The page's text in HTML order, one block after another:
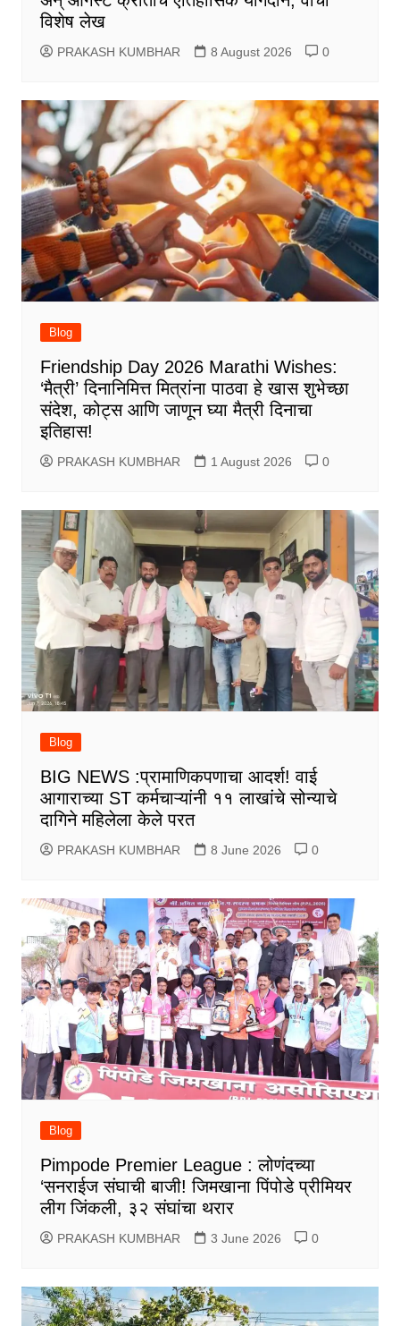
विशेष लेख
PRAKASH KUMBHAR 8 August 2026 0
Blog
Friendship Day 2026 Marathi Wishes:
‘मैत्री’ दिनानिमित्त मित्रांना पाठवा हे खास शुभेच्छा
संदेश, कोट्स आणि जाणून घ्या मैत्री दिनाचा
इतिहास!
PRAKASH KUMBHAR 1 August 2026 0
Blog
BIG NEWS :प्रामाणिकपणाचा आदर्श! वाई
आगाराच्या ST कर्मचाऱ्यांनी ११ लाखांचे सोन्याचे
दागिने महिलेला केले परत
PRAKASH KUMBHAR 8 June 2026 0
Blog
Pimpode Premier League : लोणंदच्या
‘सनराईज संघाची बाजी! जिमखाना पिंपोडे प्रीमियर
लीग जिंकली, ३२ संघांचा थरार
PRAKASH KUMBHAR 3 June 2026 0